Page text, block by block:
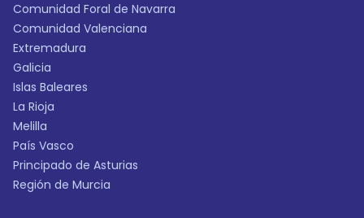
Comunidad Foral de Navarra
Comunidad Valenciana
Extremadura
Galicia
Islas Baleares
La Rioja
Melilla
País Vasco
Principado de Asturias
Región de Murcia